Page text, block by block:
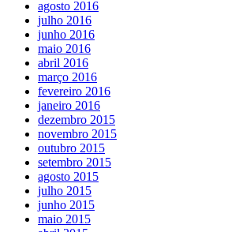
agosto 2016
julho 2016
junho 2016
maio 2016
abril 2016
março 2016
fevereiro 2016
janeiro 2016
dezembro 2015
novembro 2015
outubro 2015
setembro 2015
agosto 2015
julho 2015
junho 2015
maio 2015